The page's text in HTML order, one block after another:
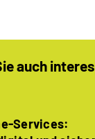
auch
Services: